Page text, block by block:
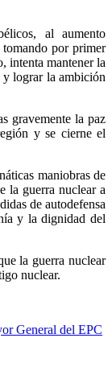
al aumento
por primer
intenta mantener la
lograr la ambición
gravemente la paz
y se cierne el
maniobras de
la guerra nuclear a
de autodefensa
y la dignidad del
la guerra nuclear
nuclear.
General del EPC